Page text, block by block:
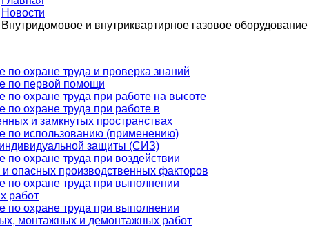
Новости
Внутридомовое и внутриквартирное газовое оборудование
по охране труда и проверка знаний
по первой помощи
по охране труда при работе на высоте
по охране труда при работе в
и замкнутых пространствах
по использованию (применению)
защиты (СИЗ)
по охране труда при воздействии
опасных производственных факторов
по охране труда при выполнении
работ
по охране труда при выполнении
монтажных и демонтажных работ